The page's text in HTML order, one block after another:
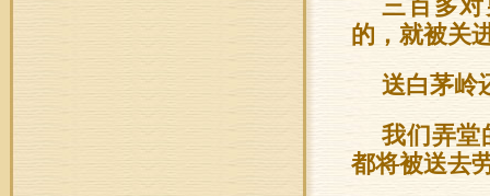
三百多
的，就被关
送白茅岭
我们弄堂
都将被送去